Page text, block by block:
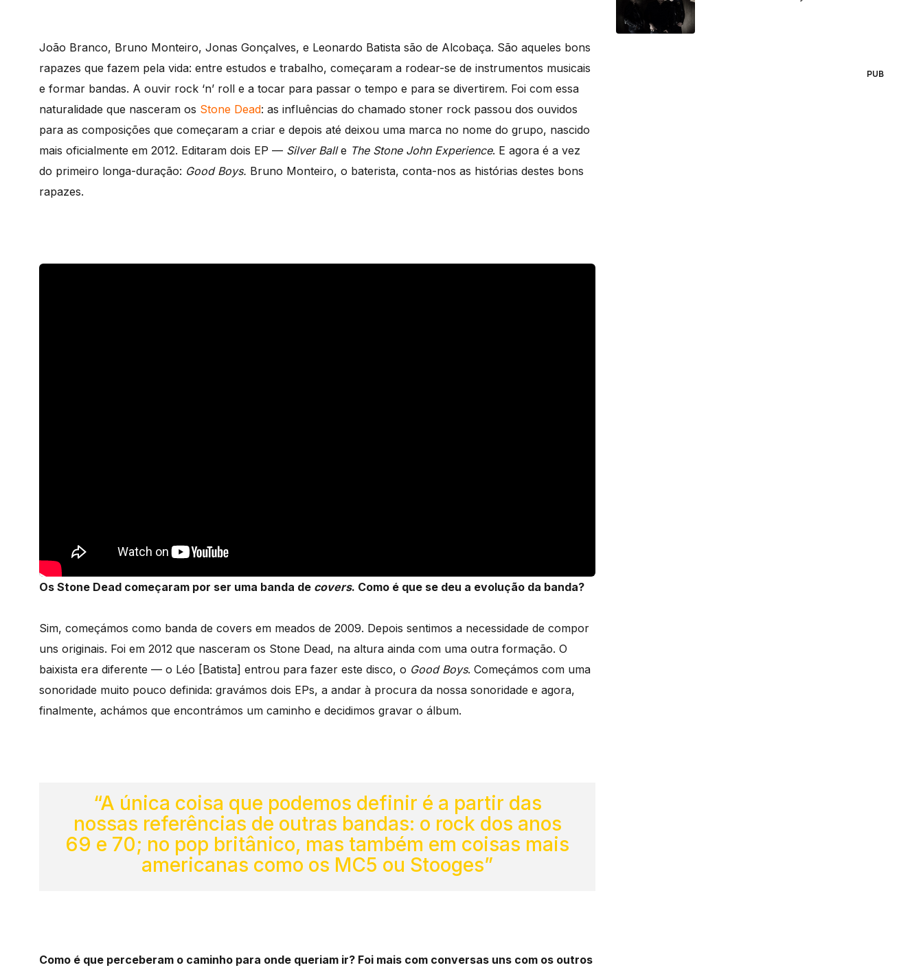
João Branco, Bruno Monteiro, Jonas Gonçalves, e Leonardo Batista são de Alcobaça. São aqueles bons
rapazes que fazem pela vida: entre estudos e trabalho, começaram a rodear-se de instrumentos musicais
e formar bandas. A ouvir rock ‘n’ roll e a tocar para passar o tempo e para se divertirem. Foi com essa
naturalidade que nasceram os Stone Dead: as influências do chamado stoner rock passou dos ouvidos
para as composições que começaram a criar e depois até deixou uma marca no nome do grupo, nascido
mais oficialmente em 2012. Editaram dois EP — Silver Balle The Stone John Experience. E agora é a vez
do primeiro longa-duração: Good Boys. Bruno Monteiro, o baterista, conta-nos as histórias destes bons
rapazes.
Os Stone Dead começaram por ser uma banda de covers. Como é que se deu a evolução da banda?
Sim, começámos como banda de covers em meados de 2009. Depois sentimos a necessidade de compor
uns originais. Foi em 2012 que nasceram os Stone Dead, na altura ainda com uma outra formação. O
baixista era diferente — o Léo [Batista] entrou para fazer este disco, o Good Boys. Começámos com uma
sonoridade muito pouco definida: gravámos dois EPs, a andar à procura da nossa sonoridade e agora,
finalmente, achámos que encontrámos um caminho e decidimos gravar o álbum.
“A única coisa que podemos definir é a partir das
nossas referências de outras bandas: o rock dos anos
69 e 70; no pop britânico, mas também em coisas mais
americanas como os MC5 ou Stooges”
Como é que perceberam o caminho para onde queriam ir? Foi mais com conversas uns com os outros
PUB